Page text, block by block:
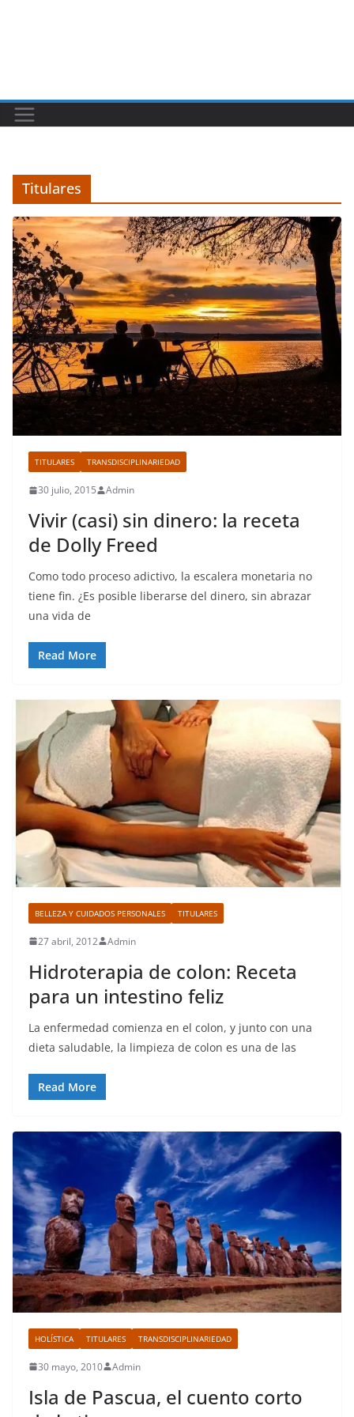
Titulares
TITULARES TRANSDISCIPLINARIEDAD
30 julio, 2015 Admin
Vivir (casi) sin dinero: la receta
de Dolly Freed
Como todo proceso adictivo, la escalera monetaria no
tiene fin. ¿Es posible liberarse del dinero, sin abrazar
una vida de
Read More
BELLEZA Y CUIDADOS PERSONALES TITULARES
27 abril, 2012 Admin
Hidroterapia de colon: Receta
para un intestino feliz
La enfermedad comienza en el colon, y junto con una
dieta saludable, la limpieza de colon es una de las
Read More
HOLÍSTICA TITULARES TRANSDISCIPLINARIEDAD
30 mayo, 2010 Admin
Isla de Pascua, el cuento corto